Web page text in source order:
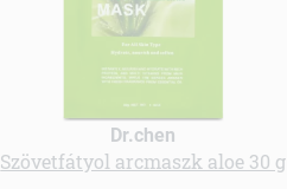
Dr.chen
Szövetfátyol arcmaszk aloe 30 g